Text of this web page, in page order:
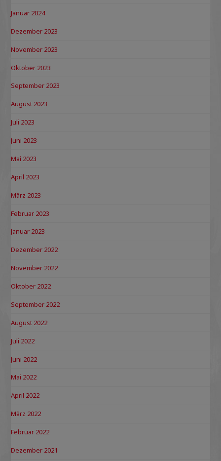
Januar 2024
Dezember 2023
November 2023
Oktober 2023
September 2023
August 2023
Juli 2023
Juni 2023
Mai 2023
April 2023
März 2023
Februar 2023
Januar 2023
Dezember 2022
November 2022
Oktober 2022
September 2022
August 2022
Juli 2022
Juni 2022
Mai 2022
April 2022
März 2022
Februar 2022
Dezember 2021